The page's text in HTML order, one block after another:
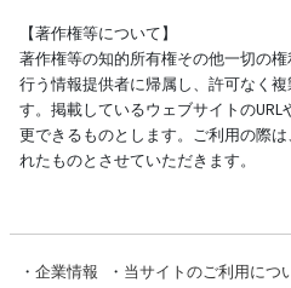
【著作権等について】
著作権等の知的所有権その他一切の
行う情報提供者に帰属し、許可なく
す。掲載しているウェブサイトの
更できるものとします。ご利用の際
れたものとさせていただきます。
・ 企業情報 ・ 当サイトのご利用につ